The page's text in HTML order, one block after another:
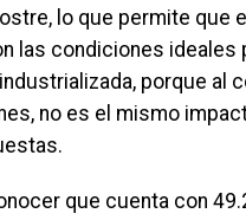
lo que permite
las condiciones
porque al
no es el mismo
que cuenta con